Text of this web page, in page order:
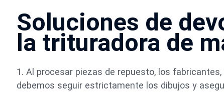
Soluciones de
la trituradora de
1. Al procesar piezas de repuesto, los
debemos seguir estrictamente los dibujos y